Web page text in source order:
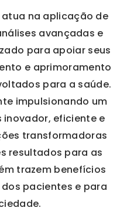
atua na aplicação de
avançadas e
para apoiar seus
e aprimoramento
para a saúde.
impulsionando um
inovador, eficiente e
transformadoras
resultados para as
trazem benefícios
pacientes e para